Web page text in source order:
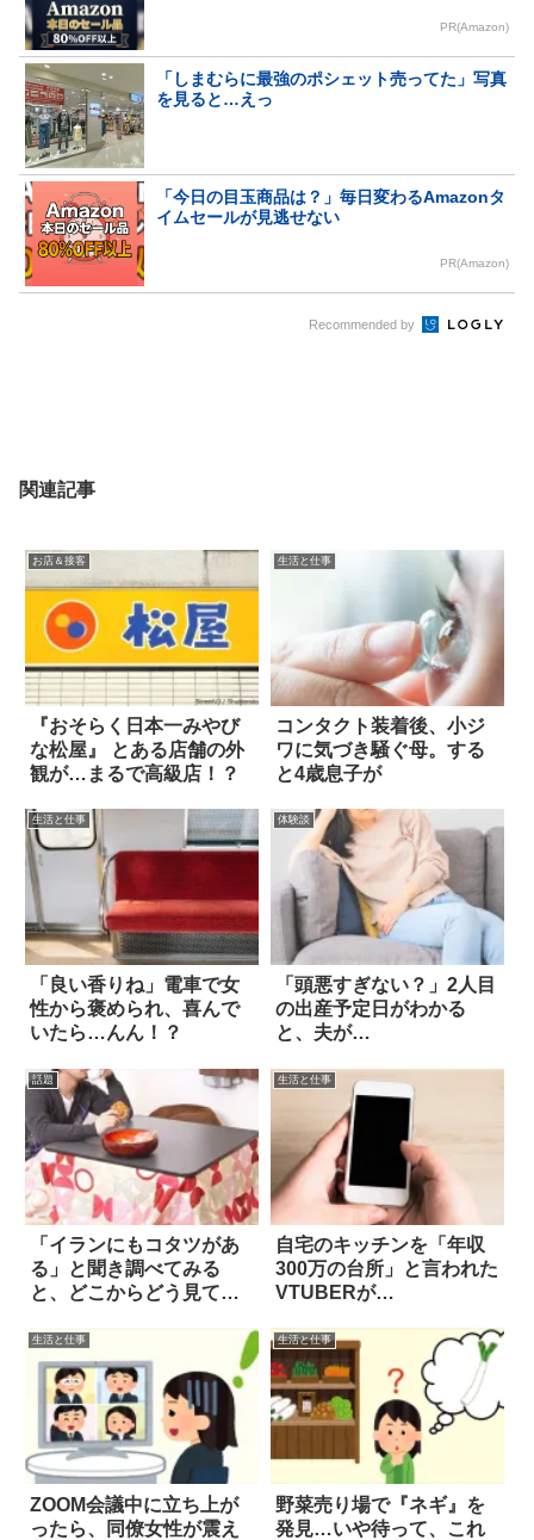
PR(Amazon)
「しまむらに最強のポシェット売ってた」写真
を見ると…えっ
「今日の目玉商品は？」毎日変わるAmazonタ
イムセールが見逃せない
PR(Amazon)
Recommended by
関連記事
お店＆接客
『おそらく日本一みやび
な松屋』 とある店舗の外
観が…まるで高級店！？
生活と仕事
コンタクト装着後、小ジ
ワに気づき騒ぐ母。する
と4歳息子が
生活と仕事
「良い香りね」電車で女
性から褒められ、喜んで
いたら…んん！？
体験談
「頭悪すぎない？」2人目
の出産予定日がわかる
と、夫が…
話題
「イランにもコタツがあ
る」と聞き調べてみる
と、どこからどう見て
生活と仕事
自宅のキッチンを「年収
300万の台所」と言われた
VTUBERが…
生活と仕事
ZOOM会議中に立ち上が
ったら、同僚女性が震え
生活と仕事
野菜売り場で『ネギ』を
発見…いや待って、これ